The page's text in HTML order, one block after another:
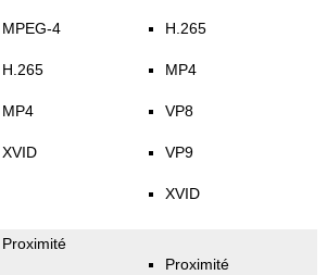
MPEG-4
H.265
MP4
XVID
H.265
MP4
VP8
VP9
XVID
Proximité
Proximité